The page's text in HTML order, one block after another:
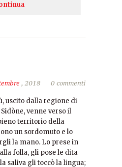
, 2018 0 commenti
uscito dalla regione di
venne verso il
territorio della
un sordomuto e lo
la mano. Lo prese in
folla, gli pose le dita
saliva gli toccò la lingua;